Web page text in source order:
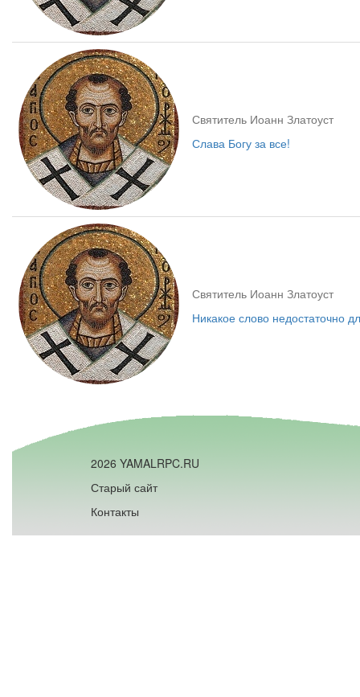
Святитель Иоанн Златоуст
Слава Богу за все!
Святитель Иоанн Златоуст
Никакое слово недостаточно
2026 YAMALRPC.RU
Старый сайт
Контакты